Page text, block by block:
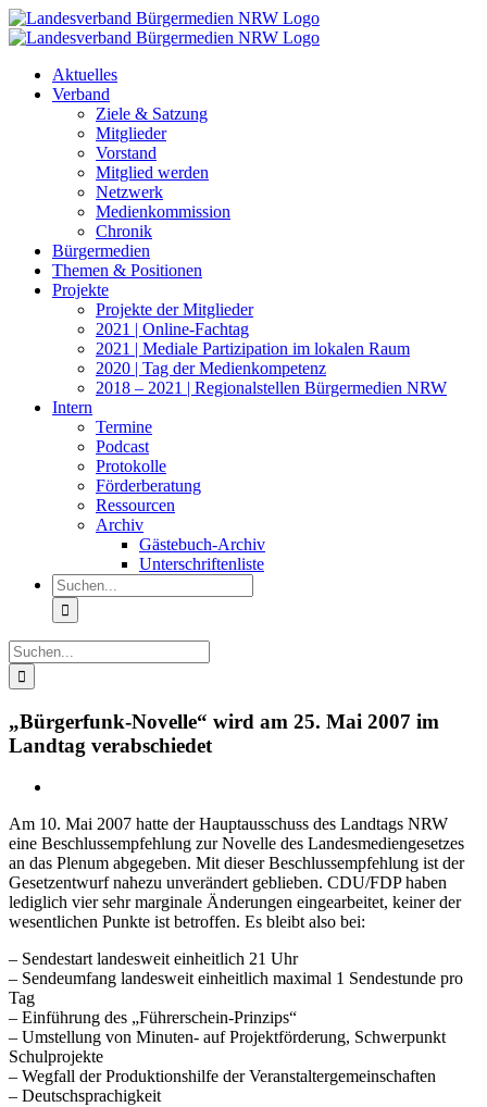
Zum
Inhalt
Aktuelles
Verband
Ziele & Satzung
Mitglieder
Vorstand
Mitglied werden
Netzwerk
Medienkommission
Chronik
Bürgermedien
Themen & Positionen
Projekte
Projekte der Mitglieder
2021 | Online-Fachtag
2021 | Mediale Partizipation im lokalen Raum
2020 | Tag der Medienkompetenz
2018 – 2021 | Regionalstellen Bürgermedien NRW
Intern
Termine
Podcast
Protokolle
Förderberatung
Ressourcen
Archiv
Gästebuch-Archiv
Unterschriftenliste
Suche
nach:
Suche
nach:
„Bürgerfunk-Novelle“ wird am 25. Mai 2007 im
Landtag verabschiedet
Am 10. Mai 2007 hatte der Hauptausschuss des Landtags NRW
eine Beschlussempfehlung zur Novelle des Landesmediengesetzes
an das Plenum abgegeben. Mit dieser Beschlussempfehlung ist der
Gesetzentwurf nahezu unverändert geblieben. CDU/FDP haben
lediglich vier sehr marginale Änderungen eingearbeitet, keiner der
wesentlichen Punkte ist betroffen. Es bleibt also bei:
– Sendestart landesweit einheitlich 21 Uhr
– Sendeumfang landesweit einheitlich maximal 1 Sendestunde pro
Tag
– Einführung des „Führerschein-Prinzips“
– Umstellung von Minuten- auf Projektförderung, Schwerpunkt
Schulprojekte
– Wegfall der Produktionshilfe der Veranstaltergemeinschaften
– Deutschsprachigkeit